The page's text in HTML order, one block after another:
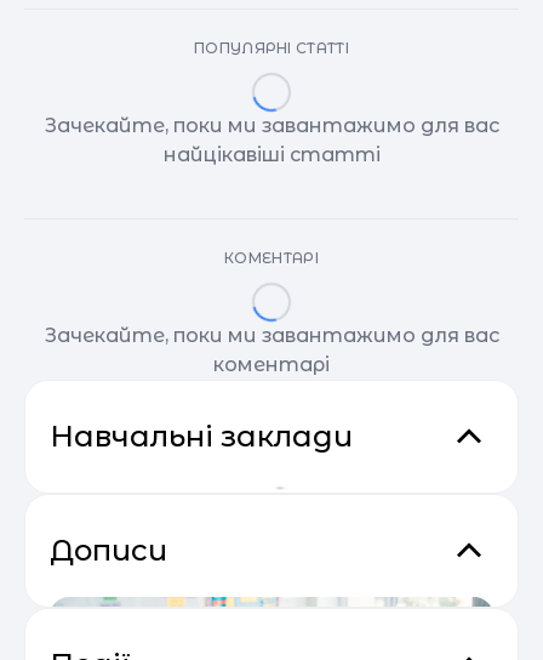
ПОПУЛЯРНІ СТАТТІ
Зачекайте, поки ми завантажимо для вас
найцікавіші статті
КОМЕНТАРІ
Зачекайте, поки ми завантажимо для вас
коментарі
Навчальні заклади
Дописи